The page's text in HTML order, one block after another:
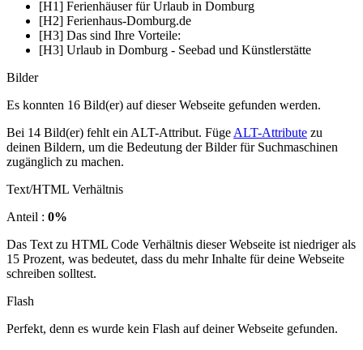
[H1] Ferienhäuser für Urlaub in Domburg
[H2] Ferienhaus-Domburg.de
[H3] Das sind Ihre Vorteile:
[H3] Urlaub in Domburg - Seebad und Künstlerstätte
Bilder
Es konnten 16 Bild(er) auf dieser Webseite gefunden werden.
Bei 14 Bild(er) fehlt ein ALT-Attribut. Füge ALT-Attribute zu
deinen Bildern, um die Bedeutung der Bilder für Suchmaschinen
zugänglich zu machen.
Text/HTML Verhältnis
Anteil : 0%
Das Text zu HTML Code Verhältnis dieser Webseite ist niedriger als
15 Prozent, was bedeutet, dass du mehr Inhalte für deine Webseite
schreiben solltest.
Flash
Perfekt, denn es wurde kein Flash auf deiner Webseite gefunden.